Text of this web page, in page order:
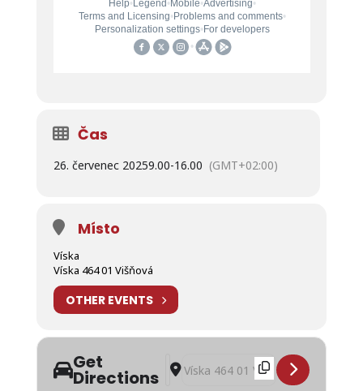
Čas
26. červenec 20259.00-16.00 (GMT+02:00)
Místo
Víska
Víska 464 01 Višňová
OTHER EVENTS
Get
Directions
Address - Nohejbalový turnaj ve
Destination Address -